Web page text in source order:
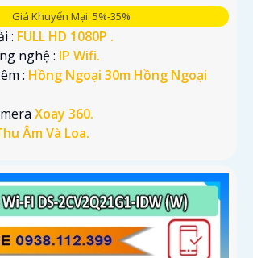
Giá Khuyến Mại: 5%-35%
: FULL HD 1080P .
nghệ : IP Wifi.
: Hồng Ngoại 30m Hồng Ngoại
Xoay 360.
Âm Và Loa.